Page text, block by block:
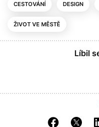
CESTOVÁNÍ DESIGN
ŽIVOT VE MĚSTĚ
Líbil